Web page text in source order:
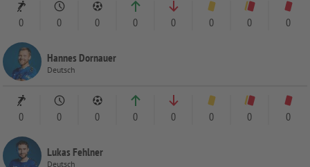
0 0 0 0 0 0 0 0
Hannes Dornauer
Deutsch
0 0 0 0 0 0 0 0
Lukas Fehlner
Deutsch